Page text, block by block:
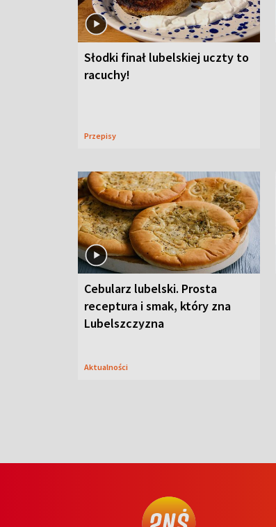
Słodki finał lubelskiej uczty to
racuchy!
Przepisy
Cebularz lubelski. Prosta
receptura i smak, który zna
Lubelszczyzna
Aktualności